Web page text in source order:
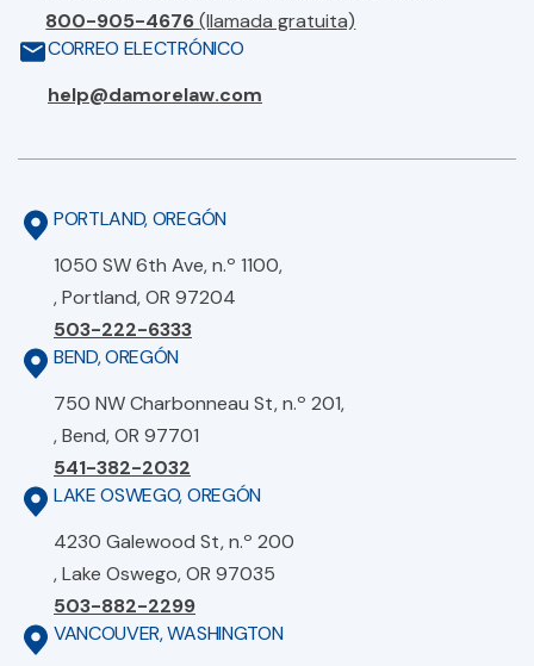
800-905-4676(llamada gratuita)
CORREO ELECTRÓNICO
help@damorelaw.com
PORTLAND, OREGÓN
1050 SW 6th Ave, n.º 1100,
, Portland, OR 97204
503-222-6333
BEND, OREGÓN
750 NW Charbonneau St, n.º 201,
, Bend, OR 97701
541-382-2032
LAKE OSWEGO, OREGÓN
4230 Galewood St, n.º 200
, Lake Oswego, OR 97035
503-882-2299
VANCOUVER, WASHINGTON